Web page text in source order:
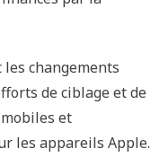
les changements
de ciblage et de
et
les appareils Apple.